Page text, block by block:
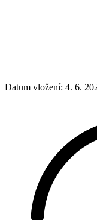
Datum vložení: 4. 6.